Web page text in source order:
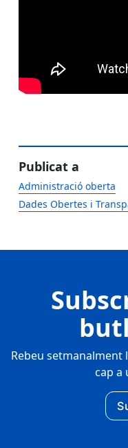
Publicat a
Administració oberta
Dades Obertes i
Rebeu setmanalment
cap a